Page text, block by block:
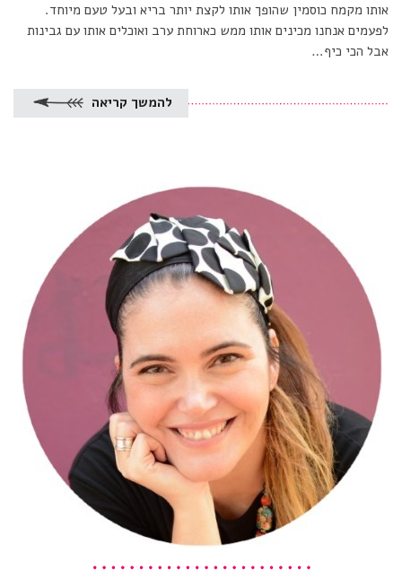
אותו מקמח כוסמין שהופך אותו לקצת יותר בריא ובעל טעם מיוחד.
לפעמים אנחנו מכינים אותו ממש כארוחת ערב ואוכלים אותו עם גבינות
אבל הכי כיף…
להמשך קריאה